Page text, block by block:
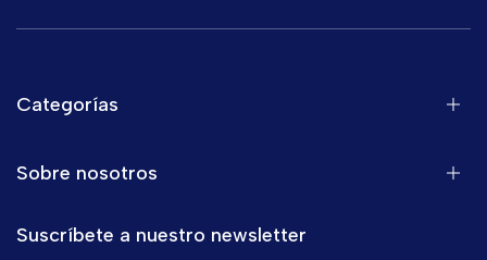
Categorías
Sobre nosotros
Suscríbete a nuestro newsletter